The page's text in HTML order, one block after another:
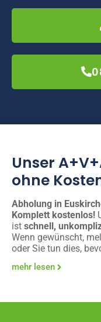
Unser
ohne
Abholung in
Komplett kostenlos!
ist schnell,
Wenn gewünscht,
oder Sie tun dies,
mehr lesen